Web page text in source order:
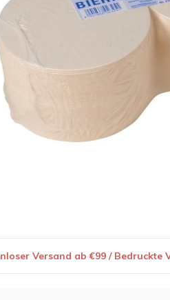
Versand ab €99 / Bedruckte